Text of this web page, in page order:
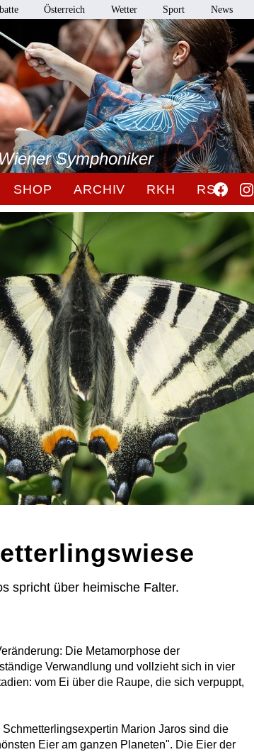
Österreich Wetter Sport News
Symphoniker
SHOP ARCHIV RKH RSO
spricht über heimische Falter.
Die Metamorphose der
Verwandlung und vollzieht sich in vier
vom Ei über die Raupe, die sich verpuppt,
Marion Jaros sind die
Eier am ganzen Planeten". Die Eier der